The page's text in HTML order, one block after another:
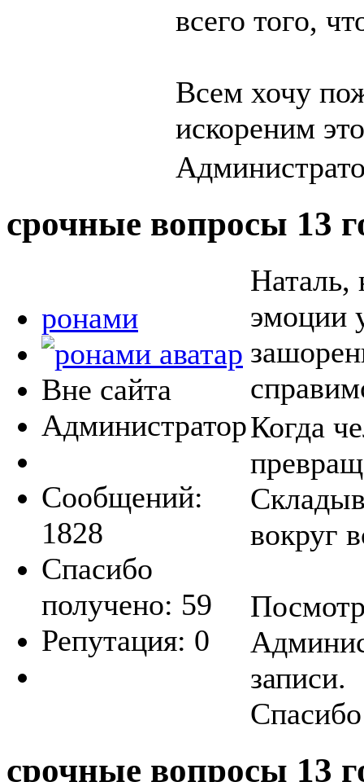
всего того,
Всем хочу
искореним
срочные вопросы 13
ронами
Вне сайта
Администратор
Сообщений:
1828
Спасибо
получено: 59
Репутация: 0
Наталь,
эмоции
Когда
вокруг
записи.
срочные вопросы 13